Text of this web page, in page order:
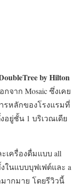
by Hilton
จาก Mosaic ซึ่งเคย
หลักของโรงแรมที่
อยู่ชั้น 1 บริเวณเดีย
เครื่องดื่มแบบ all
ในแบบบุฟเฟต์และ a
ากมาย โดยรีวิวนี้